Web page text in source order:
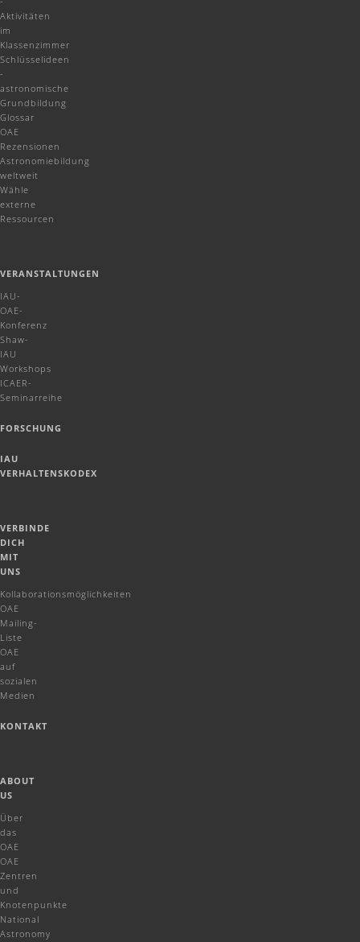
Aktivitäten
im
Klassenzimmer
Schlüsselideen
-
astronomische
Grundbildung
Glossar
OAE
Rezensionen
Astronomiebildung
weltweit
Wähle
externe
Ressourcen
VERANSTALTUNGEN
IAU-
OAE-
Konferenz
Shaw-
IAU
Workshops
ICAER-
Seminarreihe
FORSCHUNG
IAU
VERHALTENSKODEX
VERBINDE
DICH
MIT
UNS
Kollaborationsmöglichkeiten
OAE
Mailing-
Liste
OAE
auf
sozialen
Medien
KONTAKT
ABOUT
US
Über
das
OAE
OAE
Zentren
und
Knotenpunkte
National
Astronomy